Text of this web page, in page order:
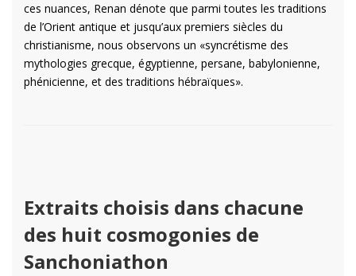
ces nuances, Renan dénote que parmi toutes les traditions
de l’Orient antique et jusqu’aux premiers siècles du
christianisme, nous observons un «syncrétisme des
mythologies grecque, égyptienne, persane, babylonienne,
phénicienne, et des traditions hébraïques».
Extraits choisis dans chacune
des huit cosmogonies de
Sanchoniathon